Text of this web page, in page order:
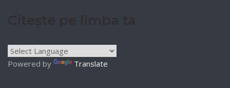
Powered by Translate